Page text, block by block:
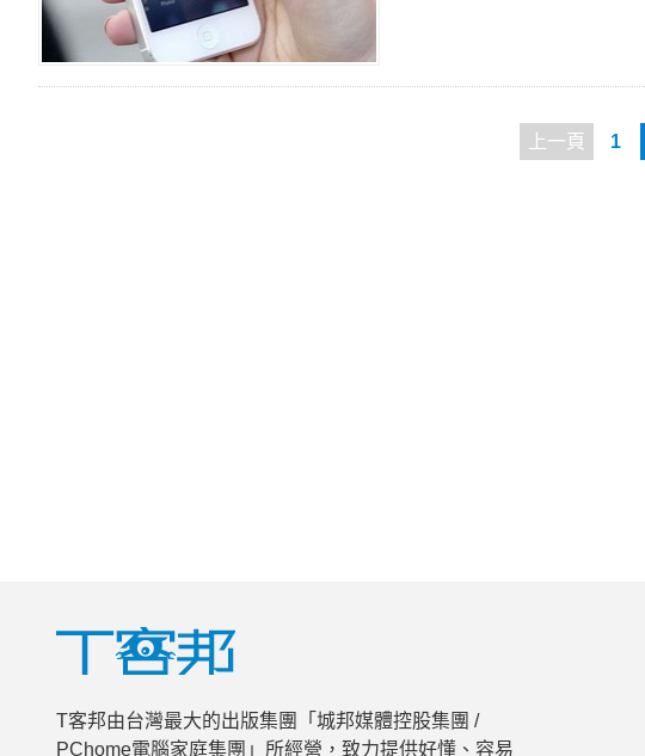
上一頁 1
T客邦由台灣最大的出版集團「城邦媒體控股集團 /
PChome電腦家庭集團」所經營，致力提供好懂、容易